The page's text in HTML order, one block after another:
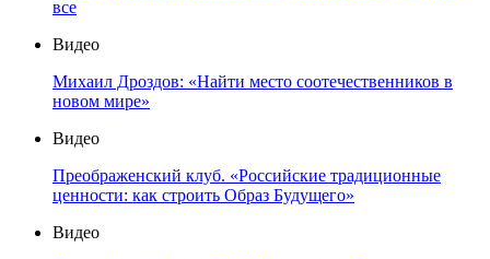
все
Видео
Михаил Дроздов: «Найти место соотечественников в
новом мире»
Видео
Преображенский клуб. «Российские традиционные
ценности: как строить Образ Будущего»
Видео